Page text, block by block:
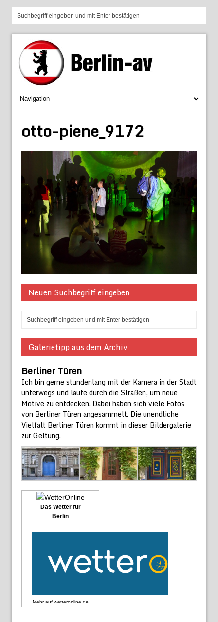
otto-piene_9172
Neuen Suchbegriff eingeben
Galerietipp aus dem Archiv
Berliner Türen
Ich bin gerne stundenlang mit der Kamera in der Stadt
unterwegs und laufe durch die Straßen, um neue
Motive zu entdecken. Dabei haben sich viele Fotos
von Berliner Türen angesammelt. Die unendliche
Vielfalt Berliner Türen kommt in dieser Bildergalerie
zur Geltung.
Das Wetter für
Berlin
Mehr auf wetteronline.de